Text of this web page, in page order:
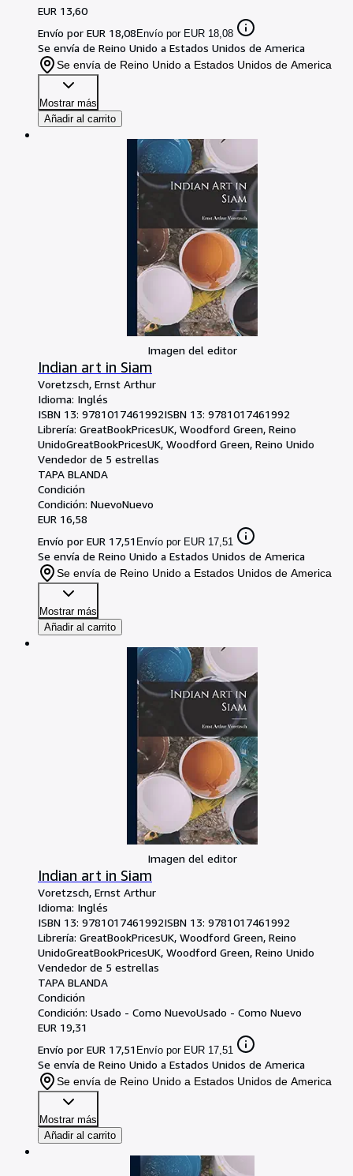
EUR 13,60
Envío por EUR 18,08Envío por EUR 18,08
Se envía de Reino Unido a Estados Unidos de America
Se envía de Reino Unido a Estados Unidos de America
Mostrar más
Añadir al carrito
Imagen del editor
Indian art in Siam
Voretzsch, Ernst Arthur
Idioma: Inglés
ISBN 13: 9781017461992ISBN 13: 9781017461992
Librería: GreatBookPricesUK, Woodford Green, Reino
UnidoGreatBookPricesUK, Woodford Green, Reino Unido
Vendedor de 5 estrellas
TAPA BLANDA
Condición
Condición: NuevoNuevo
EUR 16,58
Envío por EUR 17,51 Envío por EUR 17,51
Se envía de Reino Unido a Estados Unidos de America
Se envía de Reino Unido a Estados Unidos de America
Mostrar más
Añadir al carrito
Imagen del editor
Indian art in Siam
Voretzsch, Ernst Arthur
Idioma: Inglés
ISBN 13: 9781017461992ISBN 13: 9781017461992
Librería: GreatBookPricesUK, Woodford Green, Reino
UnidoGreatBookPricesUK, Woodford Green, Reino Unido
Vendedor de 5 estrellas
TAPA BLANDA
Condición
Condición: Usado - Como NuevoUsado - Como Nuevo
EUR 19,31
Envío por EUR 17,51 Envío por EUR 17,51
Se envía de Reino Unido a Estados Unidos de America
Se envía de Reino Unido a Estados Unidos de America
Mostrar más
Añadir al carrito